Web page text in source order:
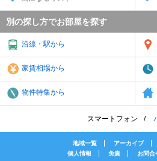
別の探し方でお部屋を探す
沿線・駅から
家賃相場から
物件特集から
スマートフォン
地域一覧 アーカイブ
個人情報
免責 お問合